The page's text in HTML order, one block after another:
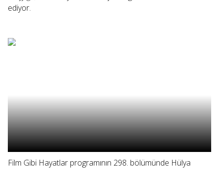
ediyor.
Film Gibi Hayatlar programının 298. bölümünde Hülya